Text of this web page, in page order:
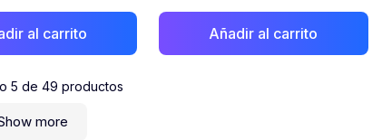
al carrito Añadir al carrito
5 de 49 productos
more